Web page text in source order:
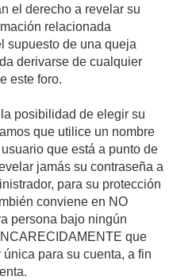
el derecho a revelar su
relacionada
supuesto de una queja
derivarse de cualquier
este foro.
posibilidad de elegir su
que utilice un nombre
que está a punto de
jamás su contraseña a
para su protección
conviene en NO
persona bajo ningún
que
para su cuenta, a fin